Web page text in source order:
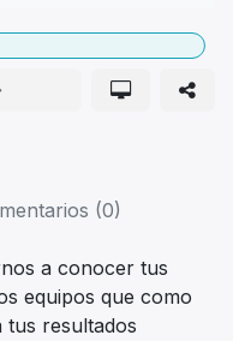
(0)
a conocer tus
equipos que como
tus resultados